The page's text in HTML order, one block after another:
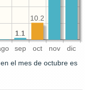
sep oct nov dic
1.1
10.2
1.1
el mes de octubre es